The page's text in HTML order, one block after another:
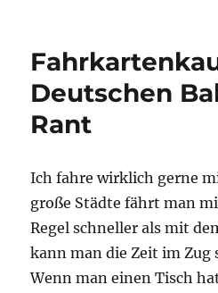
Deutschen
Rant
Ich fahre wirklich gerne
große Städte fährt man
Regel schneller als mit
kann man die Zeit im
Wenn man einen Tisch